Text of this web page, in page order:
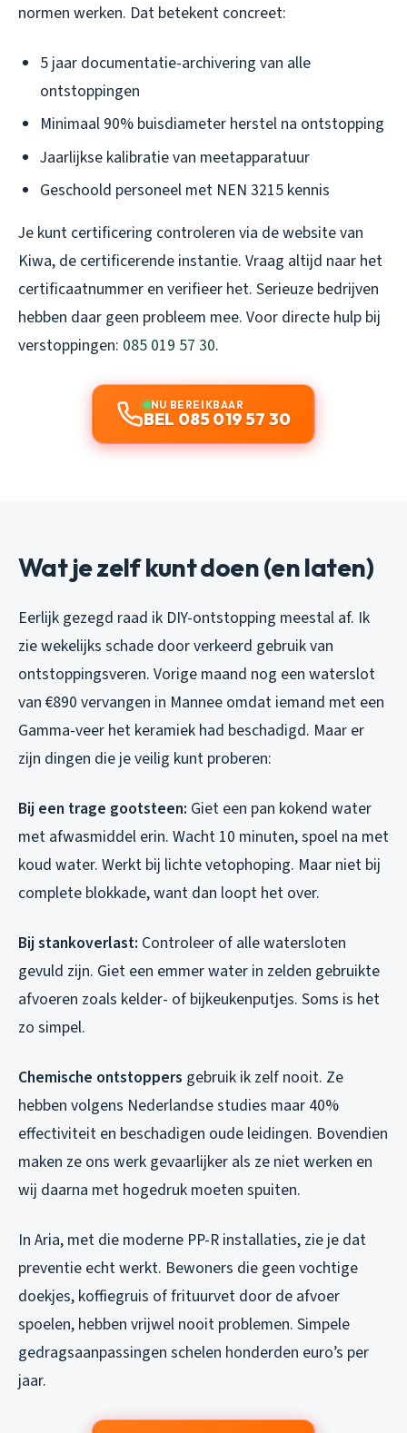
normen werken. Dat betekent concreet:
5 jaar documentatie-archivering van alle
ontstoppingen
Minimaal 90% buisdiameter herstel na ontstopping
Jaarlijkse kalibratie van meetapparatuur
Geschoold personeel met NEN 3215 kennis
Je kunt certificering controleren via de website van
Kiwa, de certificerende instantie. Vraag altijd naar het
certificaatnummer en verifieer het. Serieuze bedrijven
hebben daar geen probleem mee. Voor directe hulp bij
verstoppingen: 085 019 57 30.
NU BEREIKBAAR
BEL 085 019 57 30
Wat je zelf kunt doen (en laten)
Eerlijk gezegd raad ik DIY-ontstopping meestal af. Ik
zie wekelijks schade door verkeerd gebruik van
ontstoppingsveren. Vorige maand nog een waterslot
van €890 vervangen in Mannee omdat iemand met een
Gamma-veer het keramiek had beschadigd. Maar er
zijn dingen die je veilig kunt proberen:
Bij een trage gootsteen: Giet een pan kokend water
met afwasmiddel erin. Wacht 10 minuten, spoel na met
koud water. Werkt bij lichte vetophoping. Maar niet bij
complete blokkade, want dan loopt het over.
Bij stankoverlast: Controleer of alle watersloten
gevuld zijn. Giet een emmer water in zelden gebruikte
afvoeren zoals kelder- of bijkeukenputjes. Soms is het
zo simpel.
Chemische ontstoppers gebruik ik zelf nooit. Ze
hebben volgens Nederlandse studies maar 40%
effectiviteit en beschadigen oude leidingen. Bovendien
maken ze ons werk gevaarlijker als ze niet werken en
wij daarna met hogedruk moeten spuiten.
In Aria, met die moderne PP-R installaties, zie je dat
preventie echt werkt. Bewoners die geen vochtige
doekjes, koffiegruis of frituurvet door de afvoer
spoelen, hebben vrijwel nooit problemen. Simpele
gedragsaanpassingen schelen honderden euro’s per
jaar.